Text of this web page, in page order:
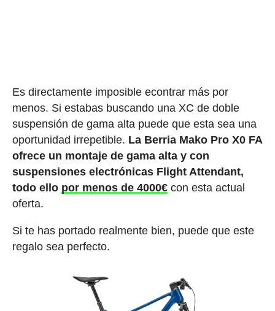
Es directamente imposible econtrar más por
menos. Si estabas buscando una XC de doble
suspensión de gama alta puede que esta sea una
oportunidad irrepetible. La Berria Mako Pro X0 FA
ofrece un montaje de gama alta y con
suspensiones electrónicas Flight Attendant,
todo ello por menos de 4000€ con esta actual
oferta.
Si te has portado realmente bien, puede que este
regalo sea perfecto.